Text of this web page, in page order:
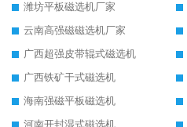
潍坊平板磁选机厂家
云南高强磁磁选机厂家
广西超强皮带辊式磁选机
广西铁矿干式磁选机
海南强磁平板磁选机
河南开封湿式磁选机